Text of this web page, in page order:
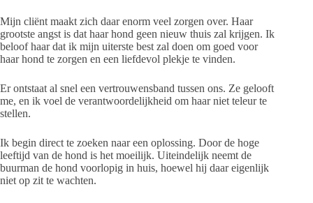
Mijn cliënt maakt zich daar enorm veel zorgen over. Haar
grootste angst is dat haar hond geen nieuw thuis zal krijgen. Ik
beloof haar dat ik mijn uiterste best zal doen om goed voor
haar hond te zorgen en een liefdevol plekje te vinden.
Er ontstaat al snel een vertrouwensband tussen ons. Ze gelooft
me, en ik voel de verantwoordelijkheid om haar niet teleur te
stellen.
Ik begin direct te zoeken naar een oplossing. Door de hoge
leeftijd van de hond is het moeilijk. Uiteindelijk neemt de
buurman de hond voorlopig in huis, hoewel hij daar eigenlijk
niet op zit te wachten.